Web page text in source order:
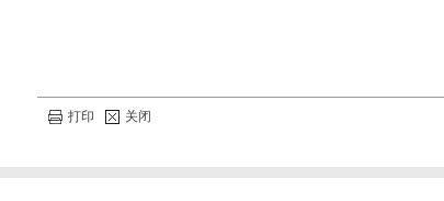
打印 关闭